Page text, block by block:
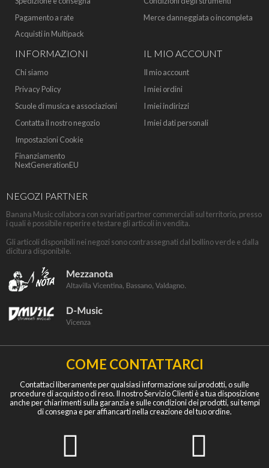
Pagamento a rate
Acquisti in Multipack
Merce danneggiata o incompleta
INFORMAZIONI
Chi siamo
Privacy Policy
Scuole di musica e associazioni
Contatta il nostro negozio
Impostazioni Cookie
Finanziamento
NextGenerationEU
IL MIO ACCOUNT
Il mio account
I miei ordini
I miei indirizzi
I miei dati personali
NEGOZI PARTNER
Banana Music collabora con svariati partner commerciali sul territorio, presso
i quali è possibile reperire e testare gli articoli in vendita.
Gli articoli disponibili nei negozi sono contrassegnati dal bollino verde e dalla
dicitura disponibile.
COME CONTATTARCI
Contattaci liberamente per qualsiasi informazione sui prodotti, o sulle
procedure di acquisto o di reso. Il nostro Servizio Clienti è a tua disposizione
anche per chiarimenti sulla garanzia e sulle condizioni dei prodotti, sui tempi
di consegna e per affiancarti nella creazione del tuo ordine.